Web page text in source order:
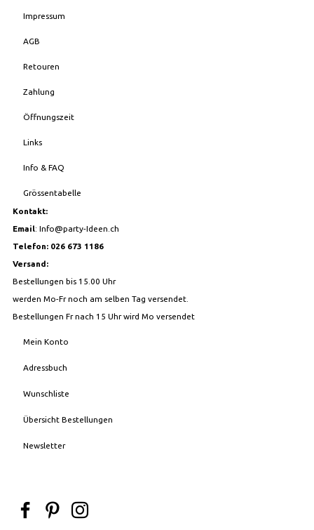
Impressum
AGB
Retouren
Zahlung
Öffnungszeit
Links
Info & FAQ
Grössentabelle
Kontakt:
Email: Info@party-Ideen.ch
Telefon: 026 673 1186
Versand:
Bestellungen bis 15.00 Uhr
werden Mo-Fr noch am selben Tag versendet.
Bestellungen Fr nach 15 Uhr wird Mo versendet
Mein Konto
Adressbuch
Wunschliste
Übersicht Bestellungen
Newsletter